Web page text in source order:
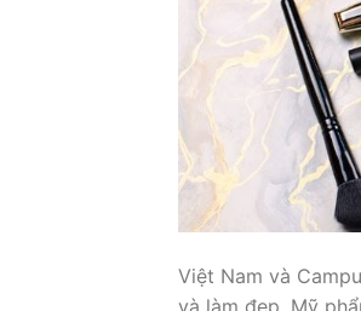
Việt Nam và
và làm đẹp. Mỹ